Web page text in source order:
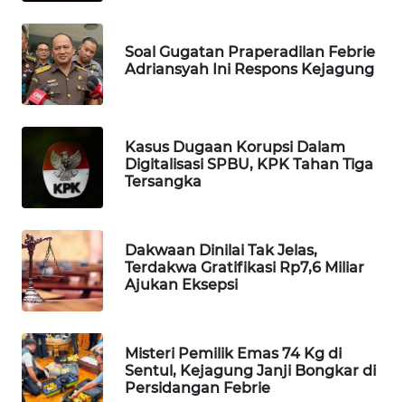
Soal Gugatan Praperadilan Febrie
Adriansyah Ini Respons Kejagung
Kasus Dugaan Korupsi Dalam
Digitalisasi SPBU, KPK Tahan Tiga
Tersangka
Dakwaan Dinilai Tak Jelas,
Terdakwa Gratifikasi Rp7,6 Miliar
Ajukan Eksepsi
Misteri Pemilik Emas 74 Kg di
Sentul, Kejagung Janji Bongkar di
Persidangan Febrie
WAHANA
SPORT
WAHANA
UMKM
WAHANA
SELEB
WAHANA
PERSONA
OTOMOTIF
WAHANA